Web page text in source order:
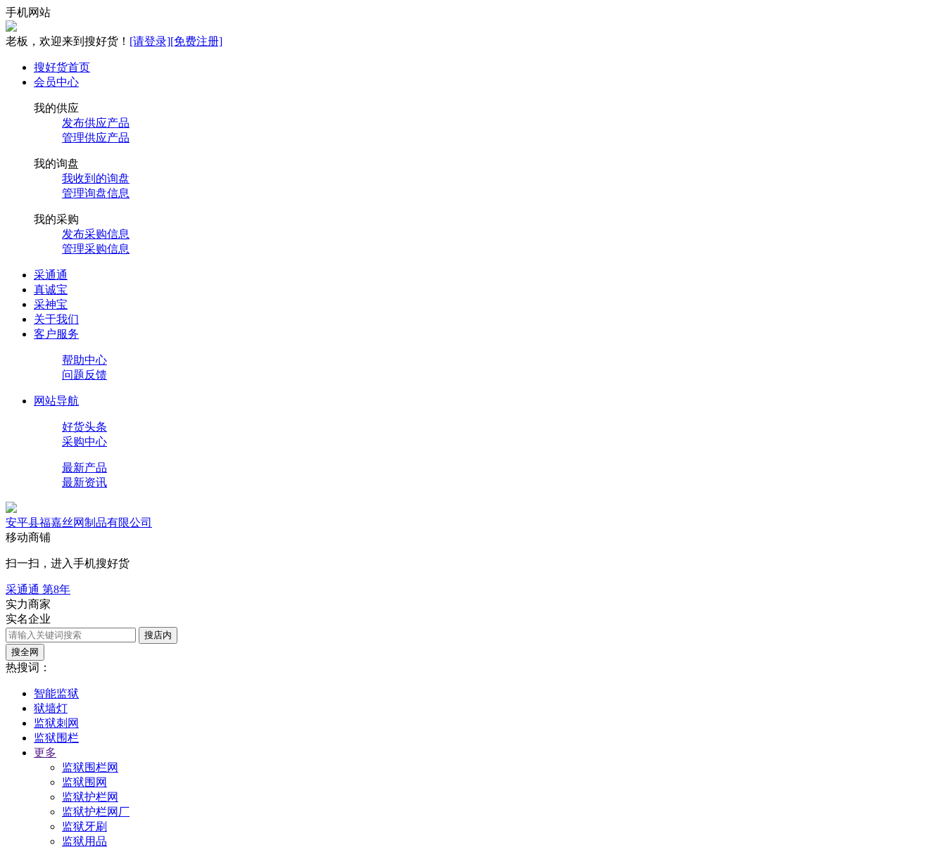
手机网站
老板，欢迎来到搜好货！ [请登录][免费注册]
搜好货首页
会员中心
我的供应
发布供应产品
管理供应产品
我的询盘
我收到的询盘
管理询盘信息
我的采购
发布采购信息
管理采购信息
采通通
真诚宝
采神宝
关于我们
客户服务
帮助中心
问题反馈
网站导航
好货头条
采购中心
最新产品
最新资讯
安平县福嘉丝网制品有限公司
移动商铺
扫一扫，进入手机搜好货
采通通 第8年
实力商家
实名企业
搜店内
搜全网
热搜词：
智能监狱
狱墙灯
监狱刺网
监狱围栏
更多
监狱围栏网
监狱围网
监狱护栏网
监狱护栏网厂
监狱牙刷
监狱用品